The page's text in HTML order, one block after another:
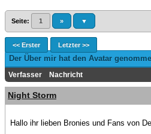
Seite: 1 » ▼
<< Erster Letzter >>
Der Über mir hat den Avatar
Verfasser Nachricht
Night Storm
Hallo ihr lieben Bronies und Fans von